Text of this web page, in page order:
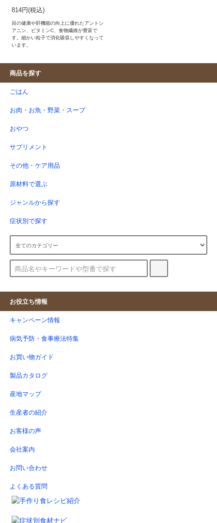
814円(税込)
目の健康や肝機能の向上に優れたアントシ
アニン、ビタミンC、食物繊維が豊富で
す。細かい粒子で消化吸収しやすくなって
います。
商品を探す
ごはん
お肉・お魚・野菜・スープ
おやつ
サプリメント
その他・ケア用品
原材料で選ぶ
ジャンルから探す
症状別で探す
お役立ち情報
キャンペーン情報
病気予防・食事療法特集
お買い物ガイド
製品カタログ
産地マップ
生産者の紹介
お客様の声
会社案内
お問い合わせ
よくある質問